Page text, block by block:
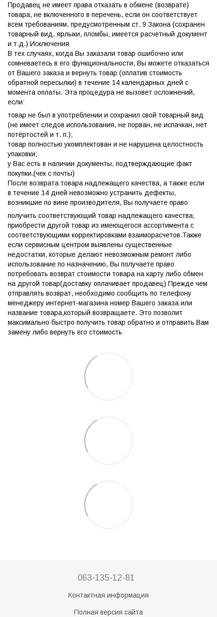
Продавец не имеет права отказать в обмене (возврате)
товара, не включенного в перечень, если он соответствует
всем требованиям, предусмотренным ст. 9 Закона (сохранен
товарный вид, ярлыки, пломбы, имеется расчетный документ
и т.д.) Исключения
В тех случаях, когда Вы заказали товар ошибочно или
сомневаетесь в его функциональности, Вы можете отказаться
от Вашего заказа и вернуть товар (оплатив стоимость
обратной пересылки) в течение 14 календарных дней с
момента оплаты. Эта процедура не вызовет осложнений,
если:
товар не был в употреблении и сохранил свой товарный вид
(не имеет следов использования, не порван, не испачкан, нет
потёртостей и т. п.);
товар полностью укомплектован и не нарушена целостность
упаковки;
у Вас есть в наличии документы, подтверждающие факт
покупки.(чек с почты)
После возврата товара надлежащего качества, а также если
в течение 14 дней невозможно устранить дефекты,
возникшие по вине производителя, Вы получаете право:
получить соответствующий товар надлежащего качества;
приобрести другой товар из имеющегося ассортимента с
соответствующими корректировками взаиморасчетов.Также
если сервисным центром выявлены существенные
недостатки, которые делают невозможным ремонт либо
использование по назначению, Вы получаете право
потребовать возврат стоимости товара на карту либо обмен
на другой товар(доставку оплачивает продавец) Прежде чем
отправлять возврат, необходимо сообщить по телефону
менеджеру интернет-магазина номер Вашего заказа или
название товара,который возвращаете. Это позволит
максимально быстро получить товар обратно и отправить Вам
замену либо вернуть его стоимость
063-135-12-81
Контактная информация
Полная версия сайта